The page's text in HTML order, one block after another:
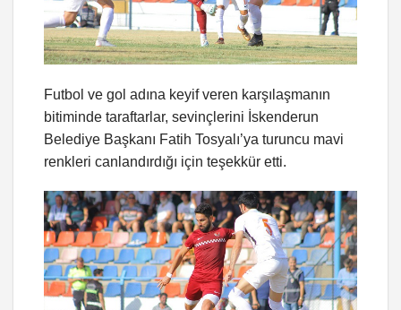
Futbol ve gol adına keyif veren karşılaşmanın
bitiminde taraftarlar, sevinçlerini İskenderun
Belediye Başkanı Fatih Tosyalı’ya turuncu mavi
renkleri canlandırdığı için teşekkür etti.